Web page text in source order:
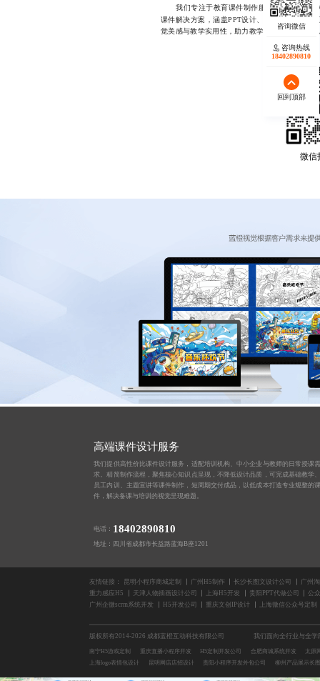
我们专注于教育课件制作服务，致力于为学
课件解决方案，涵盖PPT设计、
微课开发
觉美感与教学实用性，助力教学创新与成果落地
微信
咨询热线
18402890810
回到顶部
高端课件设计服务
我们提供高性价比课件设计服务，适配培训机构、中小企业与教师的日常授课
求。精简制作流程，聚焦核心知识点呈现，不降低设计品质，可完成基础教学
员工内训、主题宣讲等课件制作，短周期交付成品，以低成本打造专业规整的
件，解决备课与培训的视觉呈现难题。
电话： 18402890810
地址：四川省成都市长益路蓝海B座1201
友情链接： 昆明小程序商城定制 广州H5制作 长沙长图文设计公司
广州
重力感应H5
天津人物插画设计公司 上海H5开发 贵阳PPT代做公司
公
广州企微scrm系统开发
H5开发公司 重庆文创IP设计 上海微信公众号定制
版权所有2014-2026 成都蓝橙互动科技有限公司 我们面向全行业与全
南宁H5游戏定制 重庆直播小程序开发 H5定制开发公司 合肥商城系统开发
太原
上海logo表情包设计
昆明网店店招设计 贵阳小程序开发外包公司 柳州产品展示长